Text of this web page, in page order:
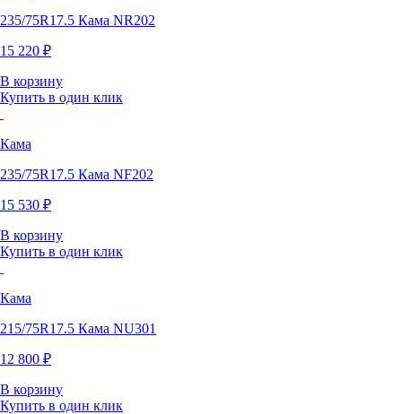
235/75R17.5 Кама NR202
15 220 ₽
В корзину
Купить в один клик
Кама
235/75R17.5 Кама NF202
15 530 ₽
В корзину
Купить в один клик
Кама
215/75R17.5 Кама NU301
12 800 ₽
В корзину
Купить в один клик